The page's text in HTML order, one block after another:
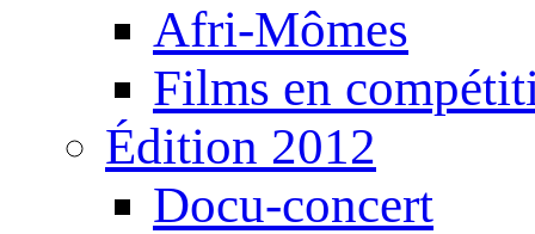
Afri-Mômes
Films en
Édition 2012
Docu-concert